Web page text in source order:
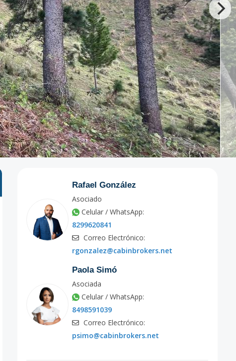
Rafael González
Asociado
Celular / WhatsApp:
8299620841
Correo Electrónico:
rgonzalez@cabinbrokers.net
Paola Simó
Asociada
Celular / WhatsApp:
8498591039
Correo Electrónico:
psimo@cabinbrokers.net